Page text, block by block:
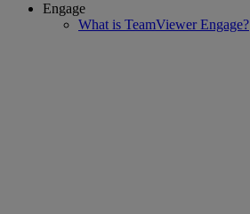
Engage
What is TeamViewer Engage?